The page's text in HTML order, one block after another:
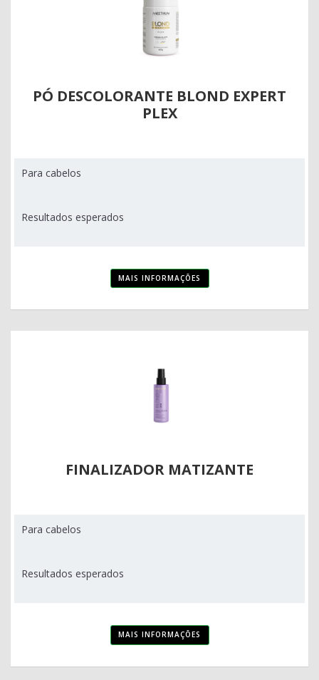
PÓ DESCOLORANTE BLOND EXPERT
PLEX
Para cabelos
Resultados esperados
MAIS INFORMAÇÕES
FINALIZADOR MATIZANTE
Para cabelos
Resultados esperados
MAIS INFORMAÇÕES